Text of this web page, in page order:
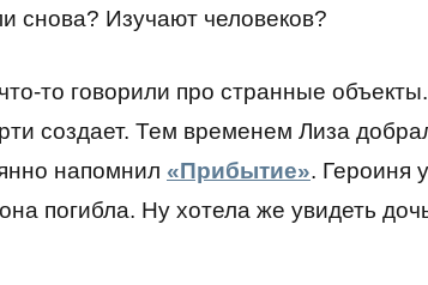
снова? Изучают человеков?
то говорили про странные
создает. Тем временем Лиза
напомнил «Прибытие». Героиня
погибла. Ну хотела же увидеть